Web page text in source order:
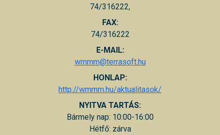
74/316222,
FAX:
74/316222
E-MAIL:
wmmm@terrasoft.hu
HONLAP:
http://wmmm.hu/aktualitasok/
NYITVA TARTÁS:
Bármely nap: 10:00-16:00
Hétfő: zárva